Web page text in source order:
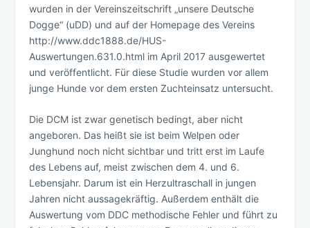
wurden in der Vereinszeitschrift „unsere Deutsche
Dogge“ (uDD) und auf der Homepage des Vereins
http://www.ddc1888.de/HUS-
Auswertungen.631.0.html im April 2017 ausgewertet
und veröffentlicht. Für diese Studie wurden vor allem
junge Hunde vor dem ersten Zuchteinsatz untersucht.
Die DCM ist zwar genetisch bedingt, aber nicht
angeboren. Das heißt sie ist beim Welpen oder
Junghund noch nicht sichtbar und tritt erst im Laufe
des Lebens auf, meist zwischen dem 4. und 6.
Lebensjahr. Darum ist ein Herzultraschall in jungen
Jahren nicht aussagekräftig. Außerdem enthält die
Auswertung vom DDC methodische Fehler und führt zu